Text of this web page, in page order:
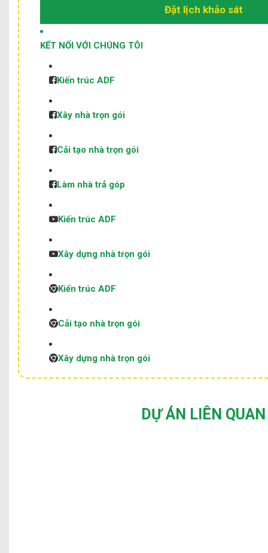
Đặt lịch khảo sát
KẾT NỐI VỚI CHÚNG TÔI
Kiến trúc ADF
Xây nhà trọn gói
Cải tạo nhà trọn gói
Làm nhà trả góp
Kiến trúc ADF
Xây dựng nhà trọn gói
Kiến trúc ADF
Cải tạo nhà trọn gói
Xây dựng nhà trọn gói
DỰ ÁN LIÊN QUAN